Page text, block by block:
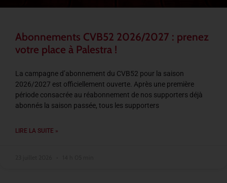
Abonnements CVB52 2026/2027 : prenez
votre place à Palestra !
La campagne d’abonnement du CVB52 pour la saison
2026/2027 est officiellement ouverte. Après une première
période consacrée au réabonnement de nos supporters déjà
abonnés la saison passée, tous les supporters
LIRE LA SUITE »